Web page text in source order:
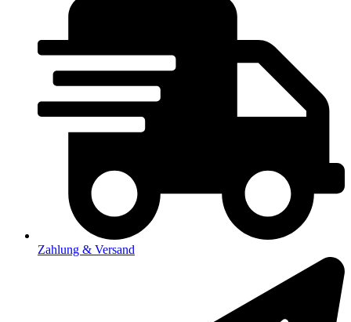
Zahlung & Versand